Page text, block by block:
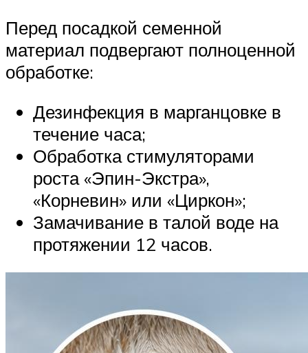
Перед посадкой семенной
материал подвергают полноценной
обработке:
Дезинфекция в марганцовке в
течение часа;
Обработка стимуляторами
роста «Эпин-Экстра»,
«Корневин» или «Циркон»;
Замачивание в талой воде на
протяжении 12 часов.